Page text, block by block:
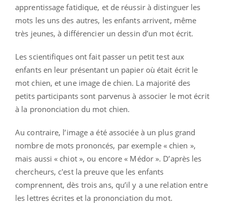
apprentissage fatidique, et de réussir à distinguer les
mots les uns des autres, les enfants arrivent, même
très jeunes, à différencier un dessin d’un mot écrit.
Les scientifiques ont fait passer un petit test aux
enfants en leur présentant un papier où était écrit le
mot chien, et une image de chien. La majorité des
petits participants sont parvenus à associer le mot écrit
à la prononciation du mot chien.
Au contraire, l’image a été associée à un plus grand
nombre de mots prononcés, par exemple « chien »,
mais aussi « chiot », ou encore « Médor ». D’après les
chercheurs, c'est la preuve que les enfants
comprennent, dès trois ans, qu’il y a une relation entre
les lettres écrites et la prononciation du mot.